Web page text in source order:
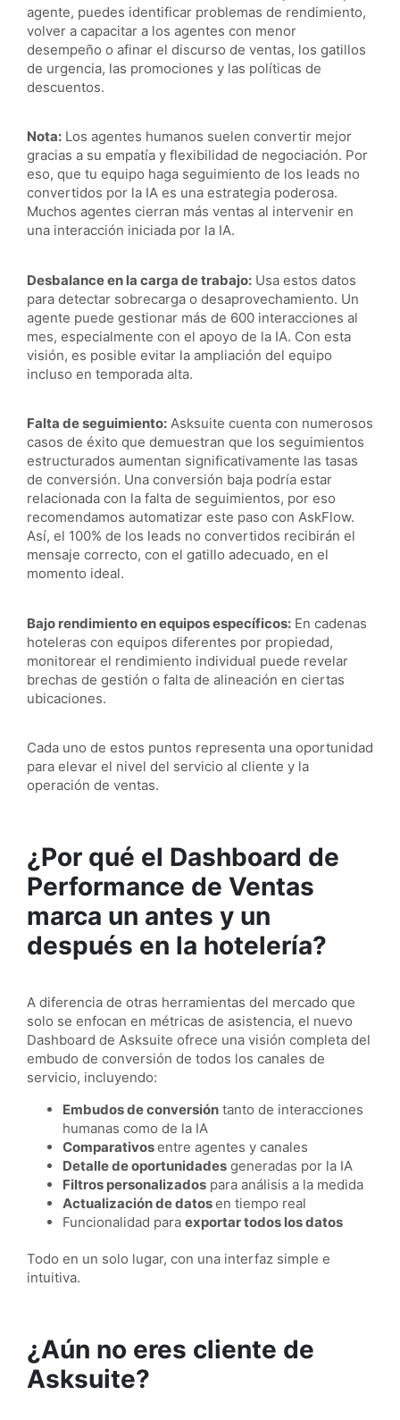
agente, puedes identificar problemas de rendimiento,
volver a capacitar a los agentes con menor
desempeño o afinar el discurso de ventas, los gatillos
de urgencia, las promociones y las políticas de
descuentos.
Nota: Los agentes humanos suelen convertir mejor
gracias a su empatía y flexibilidad de negociación. Por
eso, que tu equipo haga seguimiento de los leads no
convertidos por la IA es una estrategia poderosa.
Muchos agentes cierran más ventas al intervenir en
una interacción iniciada por la IA.
Desbalance en la carga de trabajo: Usa estos datos
para detectar sobrecarga o desaprovechamiento. Un
agente puede gestionar más de 600 interacciones al
mes, especialmente con el apoyo de la IA. Con esta
visión, es posible evitar la ampliación del equipo
incluso en temporada alta.
Falta de seguimiento: Asksuite cuenta con numerosos
casos de éxito que demuestran que los seguimientos
estructurados aumentan significativamente las tasas
de conversión. Una conversión baja podría estar
relacionada con la falta de seguimientos, por eso
recomendamos automatizar este paso con AskFlow.
Así, el 100% de los leads no convertidos recibirán el
mensaje correcto, con el gatillo adecuado, en el
momento ideal.
Bajo rendimiento en equipos específicos: En cadenas
hoteleras con equipos diferentes por propiedad,
monitorear el rendimiento individual puede revelar
brechas de gestión o falta de alineación en ciertas
ubicaciones.
Cada uno de estos puntos representa una oportunidad
para elevar el nivel del servicio al cliente y la
operación de ventas.
¿Por qué el Dashboard de
Performance de Ventas
marca un antes y un
después en la hotelería?
A diferencia de otras herramientas del mercado que
solo se enfocan en métricas de asistencia, el nuevo
Dashboard de Asksuite ofrece una visión completa del
embudo de conversión de todos los canales de
servicio, incluyendo:
Embudos de conversión tanto de interacciones
humanas como de la IA
Comparativosentre agentes y canales
Detalle de oportunidades generadas por la IA
Filtros personalizados para análisis a la medida
Actualización de datosen tiempo real
Funcionalidad para exportar todos los datos
Todo en un solo lugar, con una interfaz simple e
intuitiva.
¿Aún no eres cliente de
Asksuite?